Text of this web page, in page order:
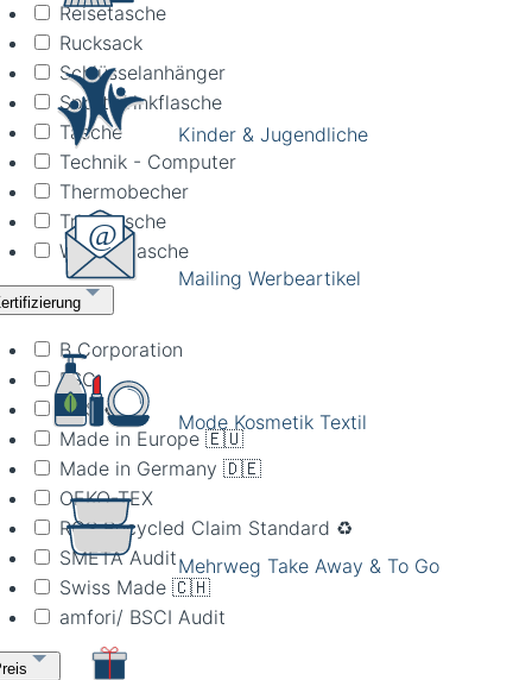
Kinder & Jugendliche
Mailing Werbeartikel
Mode Kosmetik Textil
Mehrweg Take Away & To Go
Reisetasche
Rucksack
Schlüsselanhänger
Sport Trinkflasche
Tasche
Technik - Computer
Thermobecher
Trinkflasche
Wasserflasche
B Corporation
FSC
GRS ♻️
Made in Europe 🇪🇺
Made in Germany 🇩🇪
OEKO-TEX
RCS Recycled Claim Standard ♻️
SMETA Audit
Swiss Made 🇨🇭
amfori/ BSCI Audit